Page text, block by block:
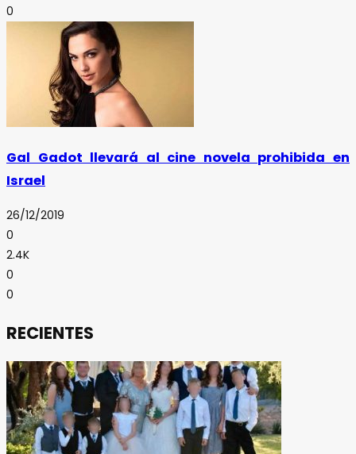
0
Gal Gadot llevará al cine novela prohibida en
Israel
26/12/2019
0
2.4K
0
0
RECIENTES